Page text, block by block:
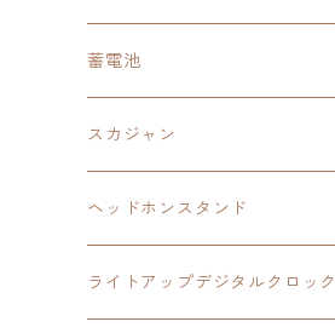
ワイヤレスモバイルバッテリー
置くだけスピーカー
カーマグネット
トランプ
イースⅨ
手帳型スマホカバー
モバイルバッテリー
零の軌跡：改
碧の軌跡：改
創の軌跡
東亰ザナドゥ
阪神タイガース
閃の軌跡Ⅲ
ソーラーパネル
閃の軌跡Ⅲ
閃の軌跡Ⅳ
イースⅨ
零の軌跡：改
閃の軌跡Ⅲ
日本ファルコム
閃の軌跡
蓄電池
スカジャン
サンリオ
ワンピース
ヘッドホンスタンド
閃の軌跡Ⅳ
ライトアップデジタルクロック